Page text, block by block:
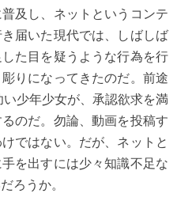
及し、ネットというコンテ
届いた現代では、しばしば
た目を疑うような行為を行
りになってきたのだ。前途
い少年少女が、承認欲求を満
のだ。勿論、動画を投稿す
ではない。だが、ネットと
を出すには少々知識不足な
ろうか。